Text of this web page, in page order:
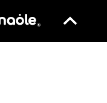
Strona otwiera